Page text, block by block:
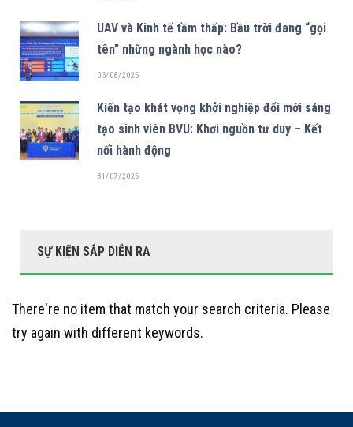
UAV và Kinh tế tầm thấp: Bầu trời đang “gọi
tên” những ngành học nào?
03/08/2026
Kiến tạo khát vọng khởi nghiệp đổi mới sáng
tạo sinh viên BVU: Khơi nguồn tư duy – Kết
nối hành động
31/07/2026
SỰ KIỆN SẮP DIỄN RA
There're no item that match your search criteria. Please
try again with different keywords.